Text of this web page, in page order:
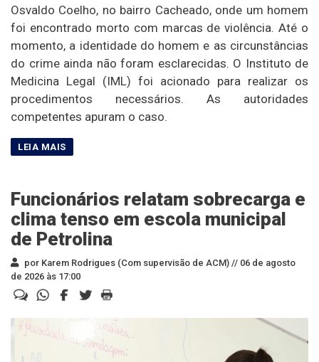
Osvaldo Coelho, no bairro Cacheado, onde um homem
foi encontrado morto com marcas de violência. Até o
momento, a identidade do homem e as circunstâncias
do crime ainda não foram esclarecidas. O Instituto de
Medicina Legal (IML) foi acionado para realizar os
procedimentos necessários. As autoridades
competentes apuram o caso.
Funcionários relatam sobrecarga e
clima tenso em escola municipal
de Petrolina
por Karem Rodrigues (Com supervisão de ACM) // 06 de agosto
de 2026 às 17:00